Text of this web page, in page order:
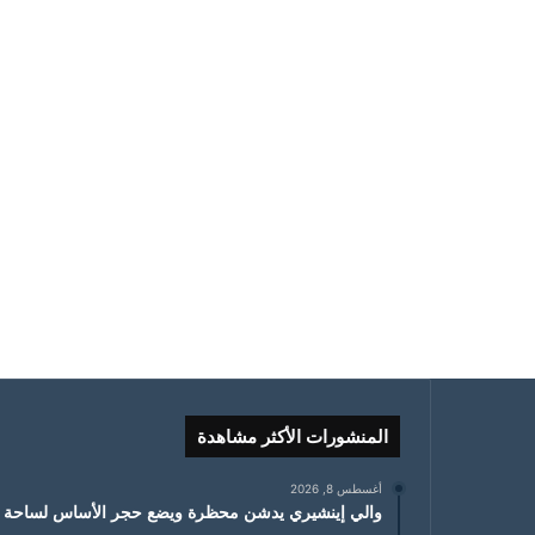
المنشورات الأكثر مشاهدة
أغسطس 8, 2026
والي إينشيري يدشن محظرة ويضع حجر الأساس